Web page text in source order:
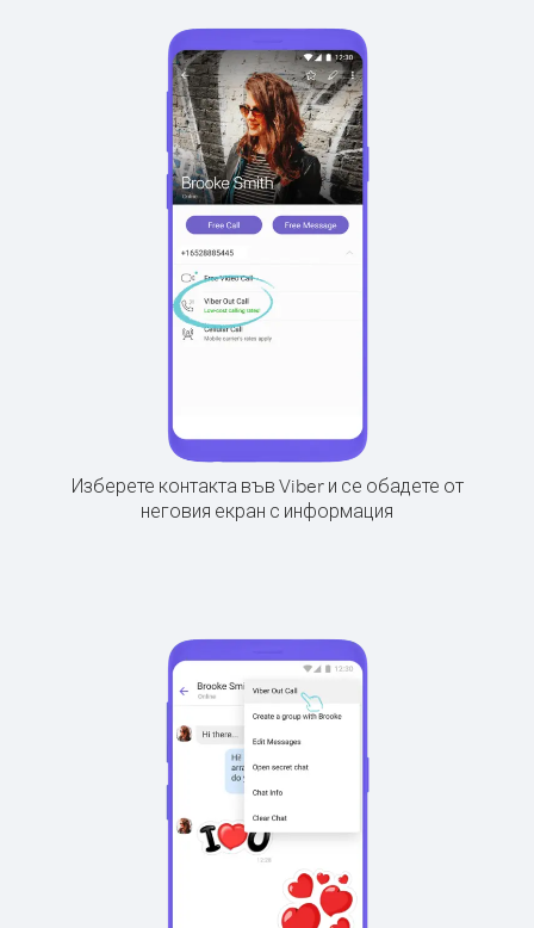
Изберете контакта във Viber и се обадете от
неговия екран с информация